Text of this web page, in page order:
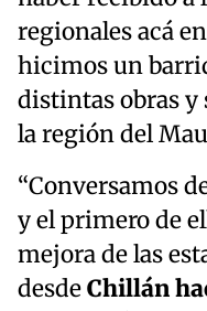
regionales acá
hicimos un
distintas obras
la región del
“Conversamos
y el primero de
mejora de las
desdeChillán